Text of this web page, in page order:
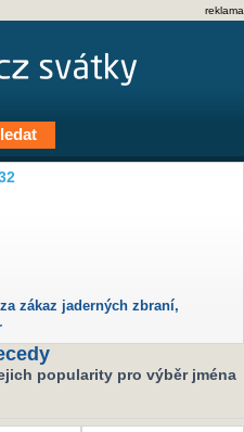
reklama
zákaz jaderných zbraní,
popularity pro výběr jména